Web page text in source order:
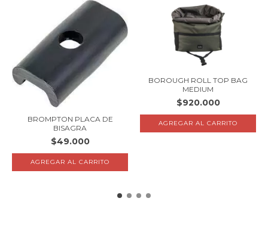
BROMPTON PLACA DE
BISAGRA
$49.000
BOROUGH ROLL TOP BAG
MEDIUM
$920.000